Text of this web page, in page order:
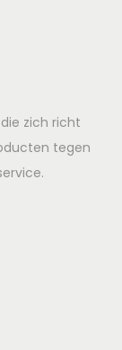
zich richt
tegen